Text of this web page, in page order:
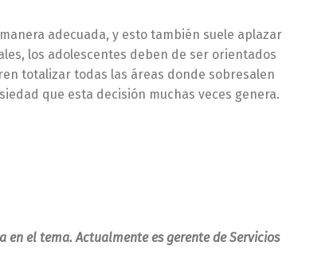
adecuada, y esto también suele aplazar
los adolescentes deben de ser orientados
totalizar todas las áreas donde sobresalen
que esta decisión muchas veces genera.
el tema. Actualmente es gerente de Servicios